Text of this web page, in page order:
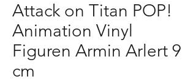
Attack on Titan POP!
Animation Vinyl
Figuren Armin Arlert 9
cm